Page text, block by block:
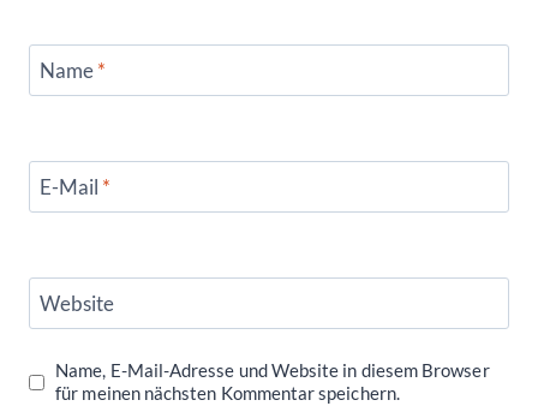
Name*
E-Mail *
Website
Name, E-Mail-Adresse und Website in diesem Browser
für meinen nächsten Kommentar speichern.